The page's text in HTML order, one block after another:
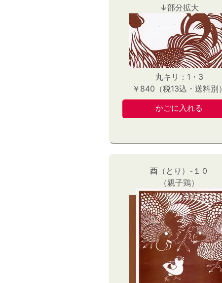
↓部分拡大
丸キリ：1・3
￥840（税13込・送料別）
酉（とり）-１０
（親子鶏）